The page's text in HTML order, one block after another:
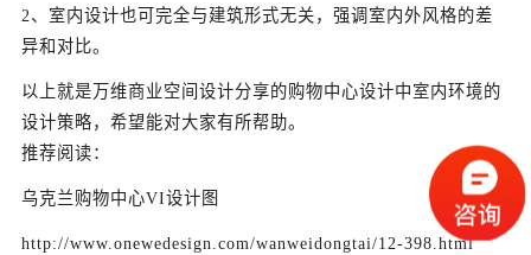
2、室内设计也可完全与建筑形式无关，强调室内外风格的差
异和对比。
以上就是万维商业空间设计分享的购物中心设计中室内环境的
设计策略，希望能对大家有所帮助。
推荐阅读：
乌克兰购物中心VI设计图
http://www.onewedesign.com/wanweidongtai/12-398.html